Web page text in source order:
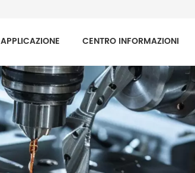
APPLICAZIONE CENTRO INFORMAZIONI